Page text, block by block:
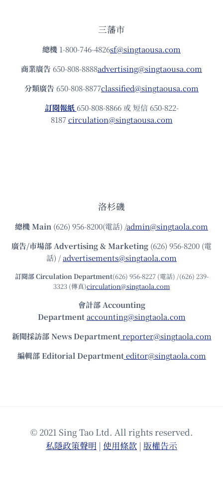
三藩市
總機 1-800-746-4826sf@singtaousa.com
商業廣告 650-808-8888advertising@singtaousa.com
分類廣告 650-808-8877classified@singtaousa.com
訂閱報紙 650-808-8866 或 短信 650-822-
8187circulation@singtaousa.com
洛杉磯
總機Main (626) 956-8200(電話) /admin@singtaola.com
廣告/市場部Advertising & Marketing (626) 956-8200 (電
話) /advertisements@singtaola.com
訂閱部 Circulation Department(626) 956-8227 (電話) /(626) 239-
3323 (傳真)circulation@singtaola.com
會計部 Accounting
Department accounting@singtaola.com
新聞採訪部 News Department reporter@singtaola.com
編輯部 Editorial Department editor@singtaola.com
© 2021 Sing Tao Ltd. All rights reserved.
私隱政策聲明 | 使⽤條款 | 版權告⽰